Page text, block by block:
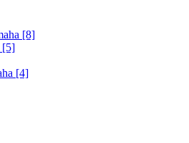
[8]
[5]
[4]